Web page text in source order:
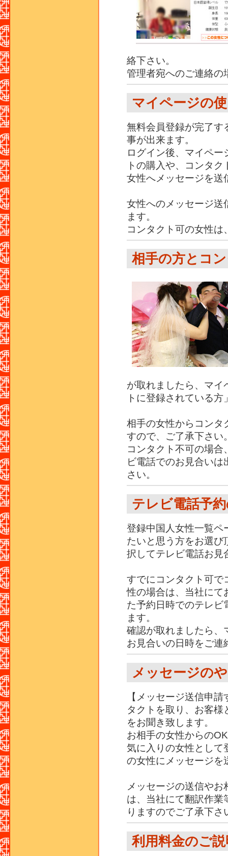
絡下さい。
管理者宛へのご連絡の
マイページの
無料会員登録が完了す
事が出来ます。
ログイン後、マイペ
トの購入や、コンタ
女性へメッセージを送
女性へのメッセージ送
ます。
コンタクト可の女性
相手の方とコ
が取れましたら、マイ
トに登録されている
相手の女性からコンタ
すので、ご了承下さい
コンタクト不可の場
ビ電話でのお見合い
さい。
テレビ電話予
登録中国人女性一覧ペ
たいと思う方をお選び
択してテレビ電話お見
すでにコンタクト可で
性の場合は、当社にて
た予約日時でのテレビ
ます。
確認が取れましたら、
お見合いの日時をご連
メッセージの
【メッセージ送信申
タクトを取り、お客
をお聞き致します。
お相手の女性からの
気に入りの女性として
の女性にメッセージを
メッセージの送信や
は、当社にて翻訳作業
りますのでご了承下さ
利用料金のご説